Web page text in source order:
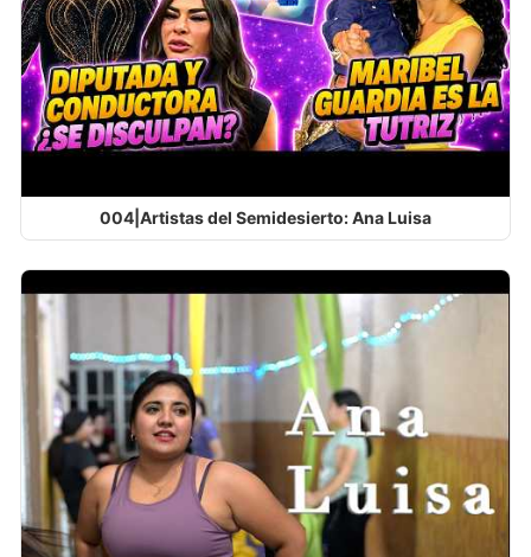
004|Artistas del Semidesierto: Ana Luisa